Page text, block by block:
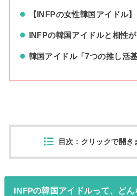
【INFPの女性韓国アイドル
INFPの韓国アイドルと相性
韓国アイドル「7つの推し活基
目次：クリックで開き
INFPの韓国アイドルって、どん